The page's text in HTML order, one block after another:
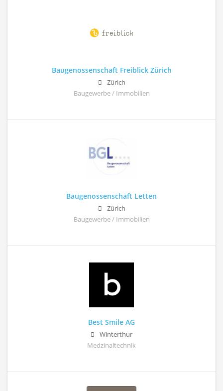
Baugenossenschaft Freiblick Zürich
Zürich
Baugewerbe / Immobilien
Baugenossenschaft Letten
Zürich
Baugewerbe / Immobilien
Best Smile AG
Winterthur
Medzinaltechnik